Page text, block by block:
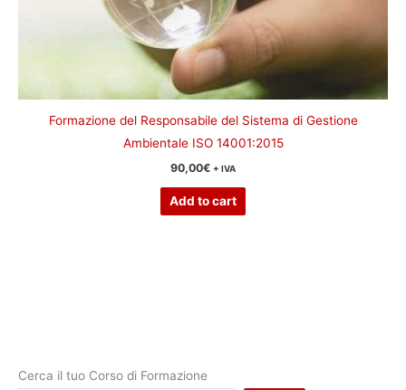
Formazione del Responsabile del Sistema di Gestione
Ambientale ISO 14001:2015
90,00€ + IVA
Add to cart
Cerca il tuo Corso di Formazione